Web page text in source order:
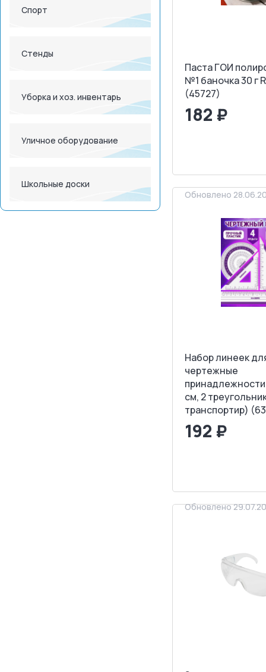
Спорт
Стенды
Уборка и хоз. инвентарь
Уличное оборудование
Школьные доски
Паста ГОИ
№1 баночка 30 г
(45727)
182 ₽
Обновлено
Набор линеек
чертежные
см, 2
транспортир)
192 ₽
Обновлено